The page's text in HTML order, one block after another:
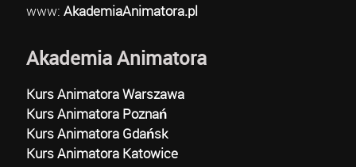
www: AkademiaAnimatora.pl
Akademia Animatora
Kurs Animatora Warszawa
Kurs Animatora Poznań
Kurs Animatora Gdańsk
Kurs Animatora Katowice